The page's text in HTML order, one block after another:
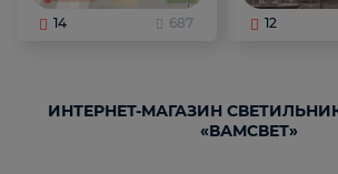
14 687 12
ИНТЕРНЕТ-МАГАЗИН
«ВАМСВЕТ»